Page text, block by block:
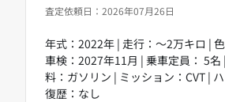
査定依頼日：2026年07月26日
年式：2022年 | 走行：～2万キロ |
車検：2027年11月 | 乗車定員： 5名
料：ガソリン | ミッション：CVT |
復歴：なし